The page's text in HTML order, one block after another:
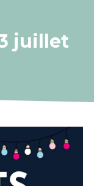
juillet